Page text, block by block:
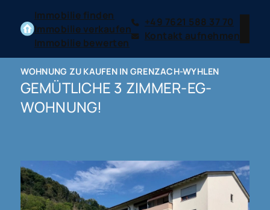
Immobilie finden
Immobilie verkaufen
Immobilie bewerten
+49 7621 588 37 70
Kontakt aufnehmen
WOHNUNG ZU KAUFEN IN GRENZACH-WYHLEN
GEMÜTLICHE 3 ZIMMER-EG-
WOHNUNG!